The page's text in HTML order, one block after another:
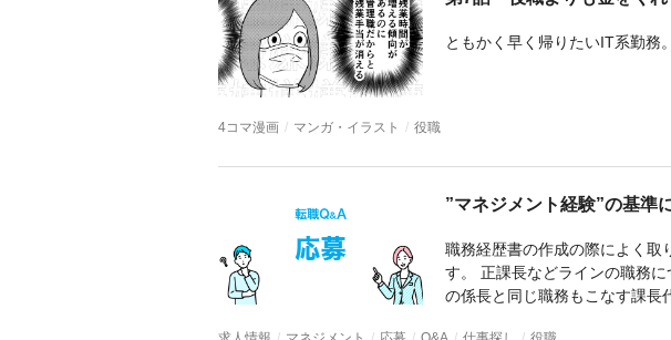
4コマ漫画 マンガ・イラスト 役職